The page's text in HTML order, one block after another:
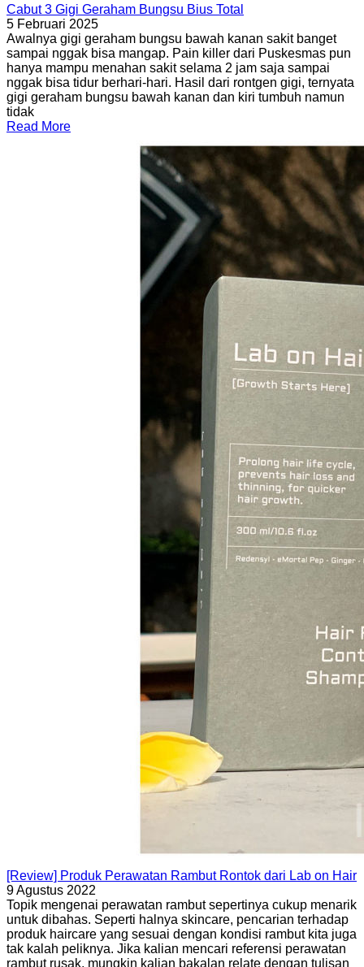
Cabut 3 Gigi Geraham Bungsu Bius Total
5 Februari 2025
Awalnya gigi geraham bungsu bawah kanan sakit banget
sampai nggak bisa mangap. Pain killer dari Puskesmas pun
hanya mampu menahan sakit selama 2 jam saja sampai
nggak bisa tidur berhari-hari. Hasil dari rontgen gigi, ternyata
gigi geraham bungsu bawah kanan dan kiri tumbuh namun
tidak
Read More
[Review] Produk Perawatan Rambut Rontok dari Lab on Hair
9 Agustus 2022
Topik mengenai perawatan rambut sepertinya cukup menarik
untuk dibahas. Seperti halnya skincare, pencarian terhadap
produk haircare yang sesuai dengan kondisi rambut kita juga
tak kalah peliknya. Jika kalian mencari referensi perawatan
rambut rusak, mungkin kalian bakalan relate dengan tulisan